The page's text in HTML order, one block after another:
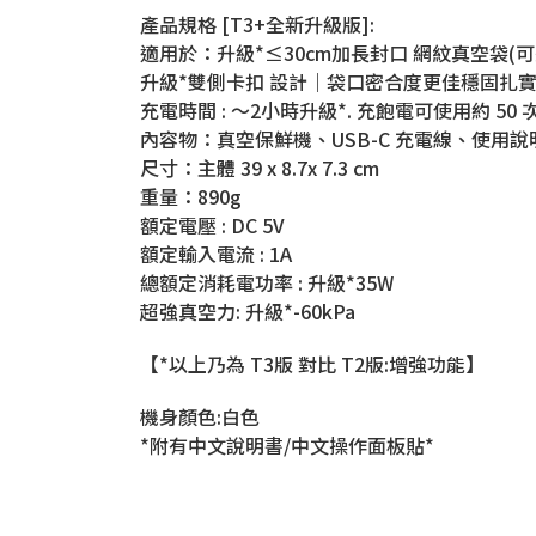
產品規格 [T3+全新升級版]:
適用於：升級*≤30cm加長封口 網紋真空袋(
升級*雙側卡扣 設計｜袋口密合度更佳穩固扎實
充電時間 : ～2小時升級*. 充飽電可使用約 50
內容物：真空保鮮機、USB-C 充電線、使用說
尺寸：主體 39 x 8.7x 7.3 cm
重量：890g
額定電壓 : DC 5V
額定輸入電流 : 1A
總額定消耗電功率 : 升級*35W
超強真空力: 升級*-60kPa
【*以上乃為 T3版 對比 T2版:增強功能】
機身顏色:白色
*附有中文說明書/中文操作面板貼*